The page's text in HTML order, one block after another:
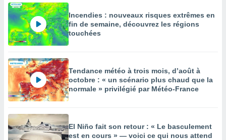
Incendies : nouveaux risques extrêmes en
fin de semaine, découvrez les régions
touchées
Tendance météo à trois mois, d’août à
octobre : « un scénario plus chaud que la
normale » privilégié par Météo-France
El Niño fait son retour : « Le basculement
est en cours » — voici ce qui nous attend